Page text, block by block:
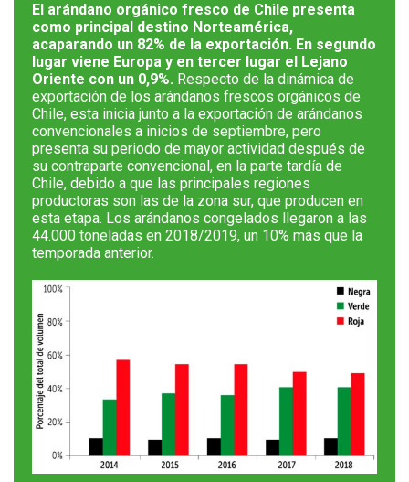
El arándano orgánico fresco de Chile presenta
como principal destino Norteamérica,
acaparando un 82% de la exportación. En segundo
lugar viene Europa y en tercer lugar el Lejano
Oriente con un 0,9%. Respecto de la dinámica de
exportación de los arándanos frescos orgánicos de
Chile, esta inicia junto a la exportación de arándanos
convencionales a inicios de septiembre, pero
presenta su periodo de mayor actividad después de
su contraparte convencional, en la parte tardía de
Chile, debido a que las principales regiones
productoras son las de la zona sur, que producen en
esta etapa. Los arándanos congelados llegaron a las
44.000 toneladas en 2018/2019, un 10% más que la
temporada anterior.